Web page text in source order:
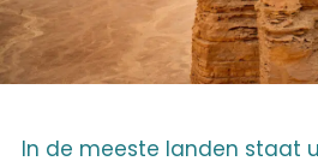
In de meeste landen staat